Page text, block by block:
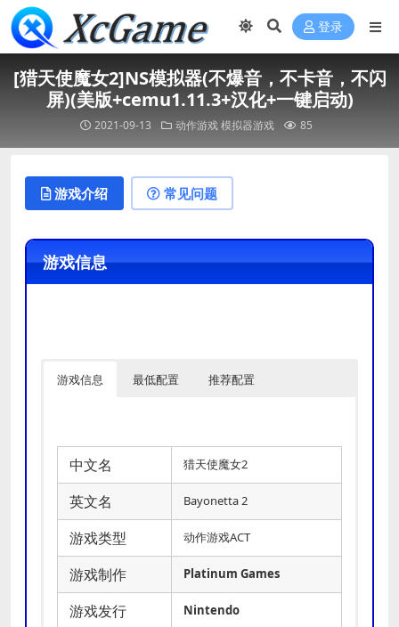
登录
[猎天使魔女2]NS模拟器(不爆音，不卡音，不闪
屏)(美版+cemu1.11.3+汉化+一键启动)
2021-09-13 动作游戏 模拟器游戏 85
游戏介绍 常见问题
游戏信息
游戏信息 最低配置 推荐配置
中文名 猎天使魔女2
英文名 Bayonetta 2
游戏类型 动作游戏ACT
游戏制作 Platinum Games
游戏发行 Nintendo